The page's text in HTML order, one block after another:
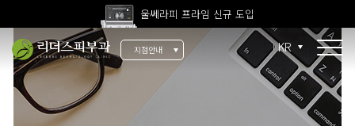
울쎄라피 프라임 신규 도입
고압산소치료 신규 도입
전 지점 피부과 전문의 진료
지점안내 KR